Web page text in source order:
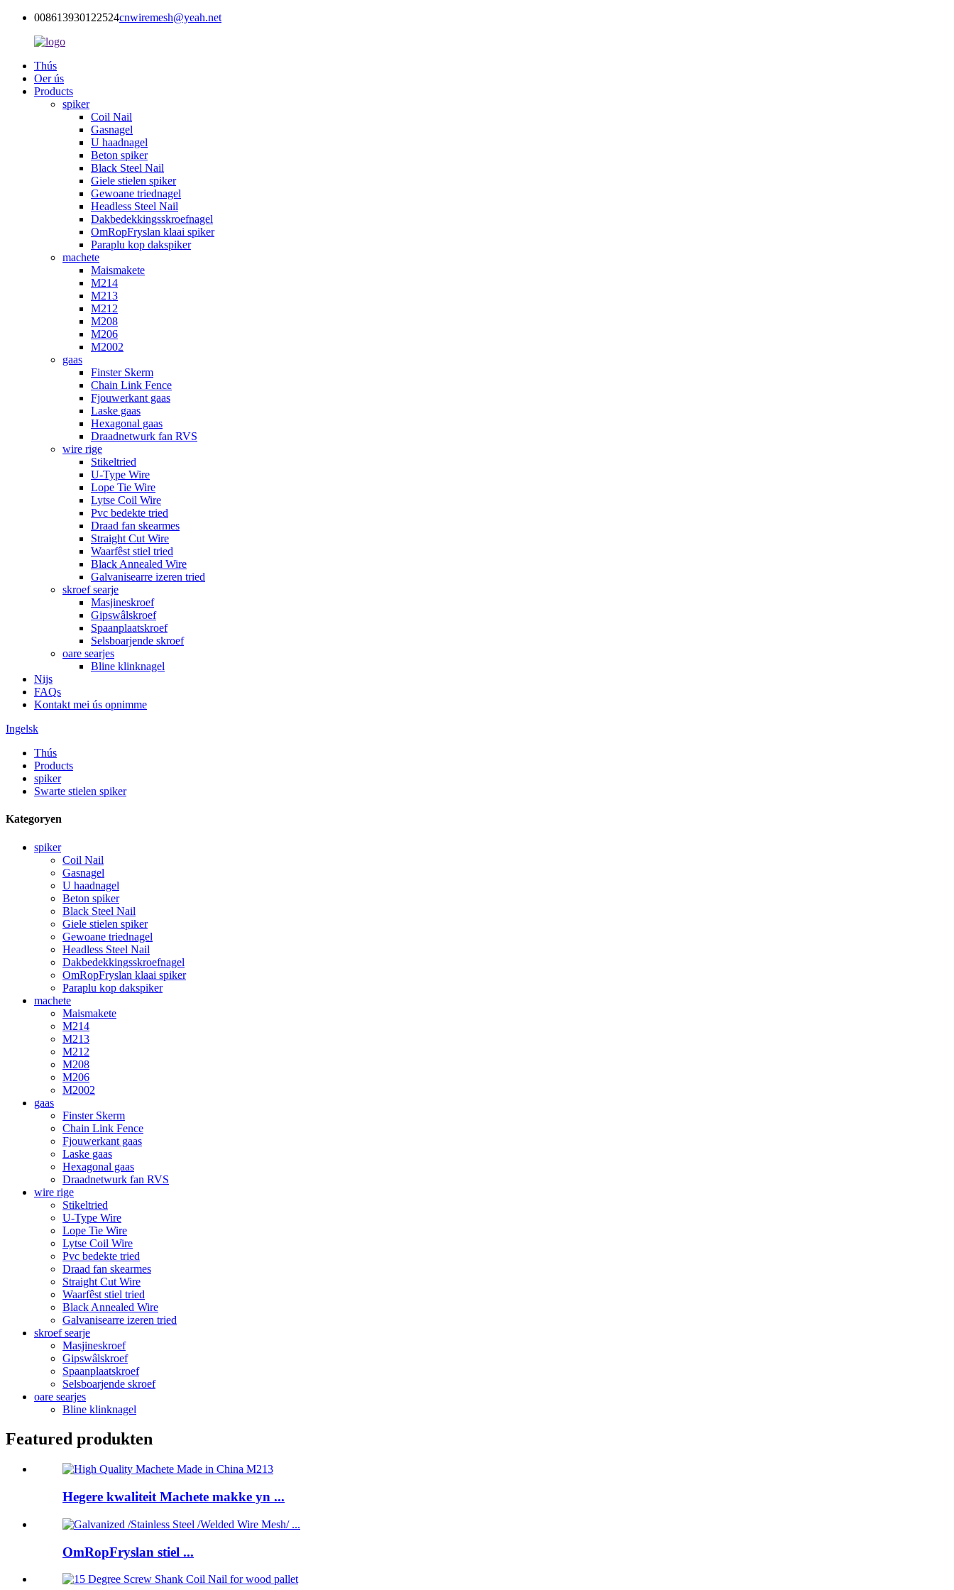
008613930122524cnwiremesh@yeah.net
Thús
Oer ús
Products
spiker
Coil Nail
Gasnagel
U haadnagel
Beton spiker
Black Steel Nail
Giele stielen spiker
Gewoane triednagel
Headless Steel Nail
Dakbedekkingsskroefnagel
OmRopFryslan klaai spiker
Paraplu kop dakspiker
machete
Maismakete
M214
M213
M212
M208
M206
M2002
gaas
Finster Skerm
Chain Link Fence
Fjouwerkant gaas
Laske gaas
Hexagonal gaas
Draadnetwurk fan RVS
wire rige
Stikeltried
U-Type Wire
Lope Tie Wire
Lytse Coil Wire
Pvc bedekte tried
Draad fan skearmes
Straight Cut Wire
Waarfêst stiel tried
Black Annealed Wire
Galvanisearre izeren tried
skroef searje
Masjineskroef
Gipswâlskroef
Spaanplaatskroef
Selsboarjende skroef
oare searjes
Bline klinknagel
Nijs
FAQs
Kontakt mei ús opnimme
Ingelsk
Thús
Products
spiker
Swarte stielen spiker
Kategoryen
spiker
Coil Nail
Gasnagel
U haadnagel
Beton spiker
Black Steel Nail
Giele stielen spiker
Gewoane triednagel
Headless Steel Nail
Dakbedekkingsskroefnagel
OmRopFryslan klaai spiker
Paraplu kop dakspiker
machete
Maismakete
M214
M213
M212
M208
M206
M2002
gaas
Finster Skerm
Chain Link Fence
Fjouwerkant gaas
Laske gaas
Hexagonal gaas
Draadnetwurk fan RVS
wire rige
Stikeltried
U-Type Wire
Lope Tie Wire
Lytse Coil Wire
Pvc bedekte tried
Draad fan skearmes
Straight Cut Wire
Waarfêst stiel tried
Black Annealed Wire
Galvanisearre izeren tried
skroef searje
Masjineskroef
Gipswâlskroef
Spaanplaatskroef
Selsboarjende skroef
oare searjes
Bline klinknagel
Featured produkten
Hegere kwaliteit Machete makke yn ...
OmRopFryslan stiel ...